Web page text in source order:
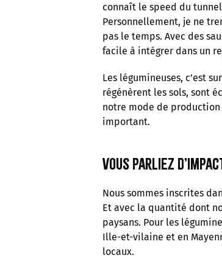
connaît le speed du
Personnellement, je ne
pas le temps. Avec des
facile à intégrer dans un
Les légumineuses, c’est
régénèrent les sols, sont
notre mode de production
important.
Vous parliez
Nous sommes inscrites
Et avec la quantité dont
paysans. Pour les
Ille-et-vilaine et en
locaux.